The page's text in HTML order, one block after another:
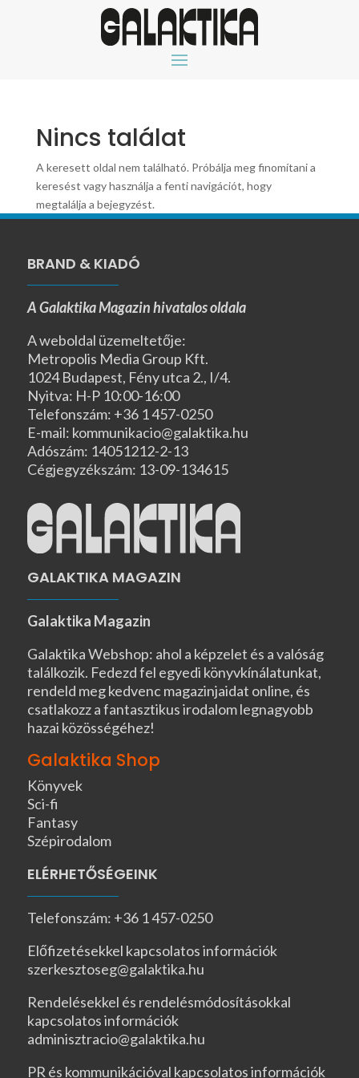
Nincs találat
A keresett oldal nem található. Próbálja meg finomítani a
keresést vagy használja a fenti navigációt, hogy
megtalálja a bejegyzést.
BRAND & KIADÓ
A Galaktika Magazin hivatalos oldala
A weboldal üzemeltetője:
Metropolis Media Group Kft.
1024 Budapest, Fény utca 2., I/4.
Nyitva: H-P 10:00-16:00
Telefonszám: +36 1 457-0250
E-mail: kommunikacio@galaktika.hu
Adószám: 14051212-2-13
Cégjegyzékszám: 13-09-134615
GALAKTIKA MAGAZIN
Galaktika Magazin
Galaktika Webshop: ahol a képzelet és a valóság
találkozik. Fedezd fel egyedi könyvkínálatunkat,
rendeld meg kedvenc magazinjaidat online, és
csatlakozz a fantasztikus irodalom legnagyobb
hazai közösségéhez!
Galaktika Shop
Könyvek
Sci-fi
Fantasy
Szépirodalom
ELÉRHETŐSÉGEINK
Telefonszám: +36 1 457-0250
Előfizetésekkel kapcsolatos információk
szerkesztoseg@galaktika.hu
Rendelésekkel és rendelésmódosításokkal
kapcsolatos információk
adminisztracio@galaktika.hu
PR és kommunikációval kapcsolatos információk